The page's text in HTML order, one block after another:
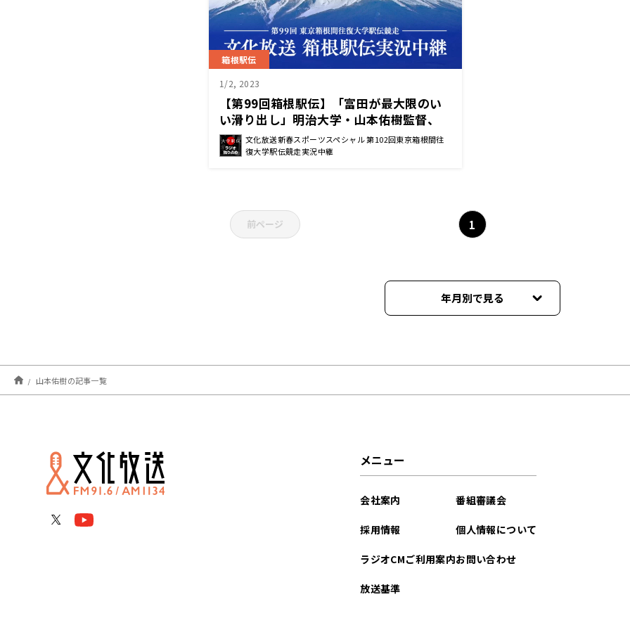
箱根駅伝
1/2, 2023
【第99回箱根駅伝】「富田が最大限のい
い滑り出し」明治大学・山本佑樹監督、
往路終了後コメント
文化放送新春スポーツスペシャル 第102回東京箱根間往
復大学駅伝競走実況中継
前ページ 1
年月別で見る
山本佑樹の記事一覧
メニュー
会社案内
採用情報
ラジオCMご利用案内
放送基準
番組審議会
個人情報について
お問い合わせ